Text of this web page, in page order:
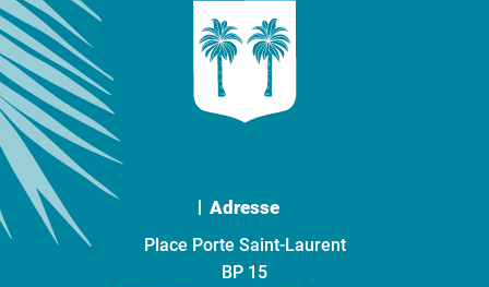
Adresse
Place Porte Saint-Laurent
BP 15